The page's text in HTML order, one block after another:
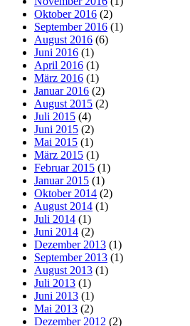
Oktober 2016 (2)
September 2016 (1)
August 2016 (6)
Juni 2016 (1)
April 2016 (1)
März 2016 (1)
Januar 2016 (2)
August 2015 (2)
Juli 2015 (4)
Juni 2015 (2)
Mai 2015 (1)
März 2015 (1)
Februar 2015 (1)
Januar 2015 (1)
Oktober 2014 (2)
August 2014 (1)
Juli 2014 (1)
Juni 2014 (2)
Dezember 2013 (1)
September 2013 (1)
August 2013 (1)
Juli 2013 (1)
Juni 2013 (1)
Mai 2013 (2)
Dezember 2012 (2)